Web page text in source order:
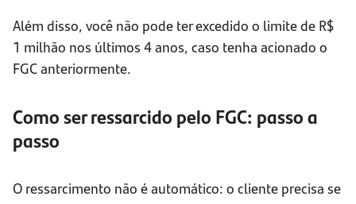
Além disso, você não pode ter excedido o limite de R$
1 milhão nos últimos 4 anos, caso tenha acionado o
FGC anteriormente.
Como ser ressarcido pelo FGC: passo a
passo
O ressarcimento não é automático: o cliente precisa se